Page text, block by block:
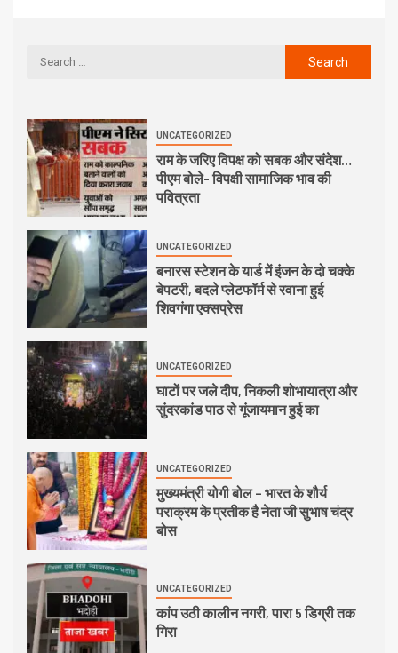
UNCATEGORIZED
राम के जरिए विपक्ष को सबक और संदेश…
पीएम बोले- विपक्षी सामाजिक भाव की
पवित्रता
UNCATEGORIZED
बनारस स्टेशन के यार्ड में इंजन के दो चक्के
बेपटरी, बदले प्लेटफॉर्म से रवाना हुई
शिवगंगा एक्सप्रेस
UNCATEGORIZED
घाटों पर जले दीप, निकली शोभायात्रा और
सुंदरकांड पाठ से गूंजायमान हुई का
UNCATEGORIZED
मुख्यमंत्री योगी बोल – भारत के शौर्य
पराक्रम के प्रतीक है नेता जी सुभाष चंद्र
बोस
UNCATEGORIZED
कांप उठी कालीन नगरी, पारा 5 डिग्री तक
गिरा